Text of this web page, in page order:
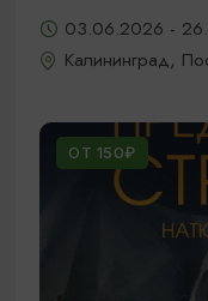
03.06.2026 -
Калининград,
ОТ 150₽